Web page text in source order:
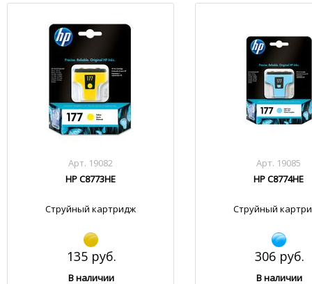
Арт. 19082
HP C8773HE
Струйный картридж
135 руб.
В наличии
Арт. 19085
HP C8774HE
Струйный
306 руб.
В наличии